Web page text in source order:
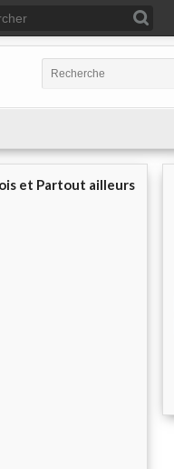
et Partout ailleurs